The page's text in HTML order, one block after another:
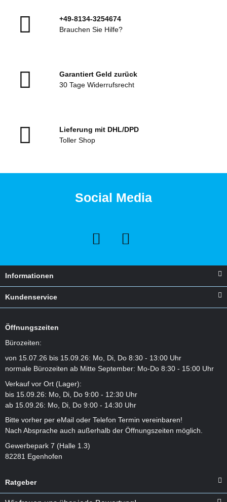
+49-8134-3254674
Brauchen Sie Hilfe?
Garantiert Geld zurück
30 Tage Widerrufsrecht
Lieferung mit DHL/DPD
Toller Shop
Social Media
Informationen
Kundenservice
Öffnungszeiten
Bürozeiten:
von 15.07.26 bis 15.09.26: Mo, Di, Do 8:30 - 13:00 Uhr
normale Bürozeiten ab Mitte September: Mo-Do 8:30 - 15:00 Uhr
Verkauf vor Ort (Lager):
bis 15.09.26: Mo, Di, Do 9:00 - 12:30 Uhr
ab 15.09.26: Mo, Di, Do 9:00 - 14:30 Uhr
Bitte vorher per eMail oder Telefon Termin vereinbaren!
Nach Absprache auch außerhalb der Öffnungszeiten möglich.
Gewerbepark 7 (Halle 1.3)
82281 Egenhofen
Ratgeber